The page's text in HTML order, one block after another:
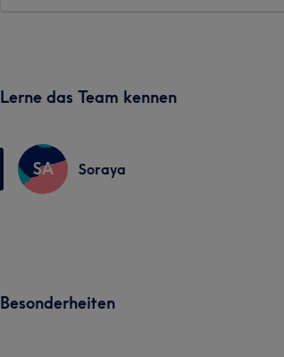
Lerne das Team kennen
SA Soraya
Besonderheiten